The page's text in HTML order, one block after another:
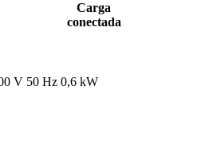
Carga
conectada
V 50 Hz 0,6 kW